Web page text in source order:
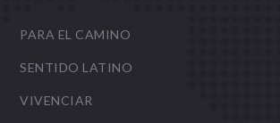
PARA EL CAMINO
SENTIDO LATINO
VIVENCIAR